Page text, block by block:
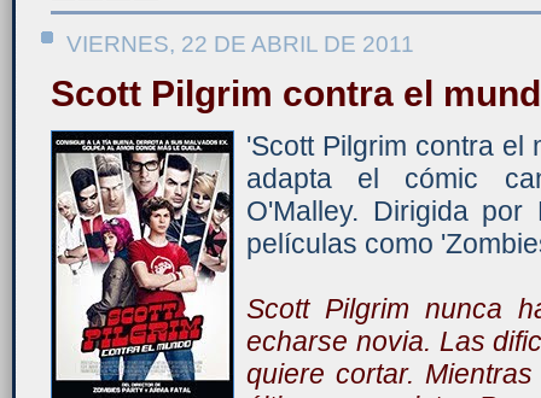
VIERNES, 22 DE ABRIL DE 2011
Scott Pilgrim contra el
'Scott Pilgrim contra el
adapta el cómic
O'Malley. Dirigida
películas como
Scott Pilgrim nunca
echarse novia. Las
quiere cortar.